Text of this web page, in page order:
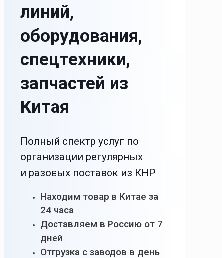
линий,
оборудования,
спецтехники,
запчастей из
Китая
Полный спектр услуг по
организации регулярных
и разовых поставок из КНР
Находим товар в Китае за
24 часа
Доставляем в Россию от 7
дней
Отгрузка с заводов в день